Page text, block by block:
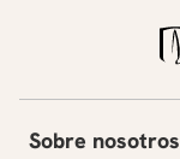
Sobre nosotros